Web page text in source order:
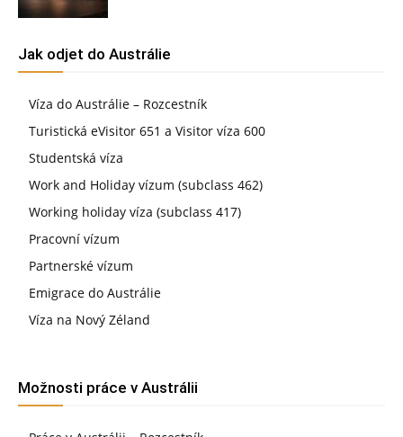
Jak odjet do Austrálie
Víza do Austrálie – Rozcestník
Turistická eVisitor 651 a Visitor víza 600
Studentská víza
Work and Holiday vízum (subclass 462)
Working holiday víza (subclass 417)
Pracovní vízum
Partnerské vízum
Emigrace do Austrálie
Víza na Nový Zéland
Možnosti práce v Austrálii